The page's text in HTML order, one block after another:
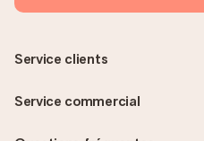
Service clients
Service commercial